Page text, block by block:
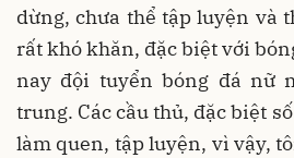
dừng, chưa thể tập luyện và
rất khó khăn, đặc biệt với
nay đội tuyển bóng đá nữ
trung. Các cầu thủ, đặc biệt
làm quen, tập luyện, vì vậy,